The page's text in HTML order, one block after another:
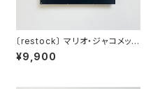
〔restock〕 マリオ・ジャコメッリ
Mario Giacomelli | 黒と白の
往還の果てに <新装版>
¥9,900